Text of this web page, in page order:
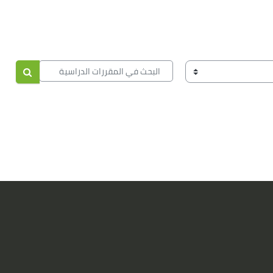
البحث في المقررات الدراسية
البحث